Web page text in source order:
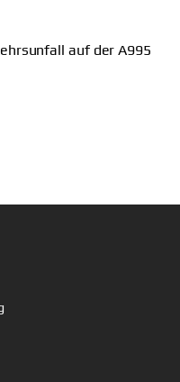
auf der A995